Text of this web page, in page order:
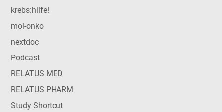
krebs:hilfe!
mol-onko
nextdoc
Podcast
RELATUS MED
RELATUS PHARM
Study Shortcut